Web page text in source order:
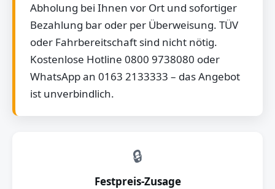
Abholung bei Ihnen vor Ort und sofortiger
Bezahlung bar oder per Überweisung. TÜV
oder Fahrbereitschaft sind nicht nötig.
Kostenlose Hotline 0800 9738080 oder
WhatsApp an 0163 2133333 – das Angebot
ist unverbindlich.
🔒
Festpreis-Zusage